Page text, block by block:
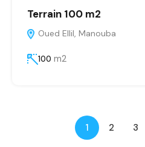
Terrain 100 m2
Oued Ellil, Manouba
100 m2
1 2 3